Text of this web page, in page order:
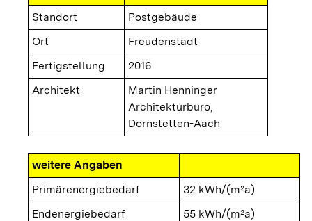
Standort
Postgebäude
Ort
Freudenstadt
Fertigstellung
2016
Architekt
Martin Henninger
Architekturbüro,
Dornstetten-Aach
weitere Angaben
Primärenergiebedarf
32 kWh/(m²a)
Endenergiebedarf
55 kWh/(m²a)